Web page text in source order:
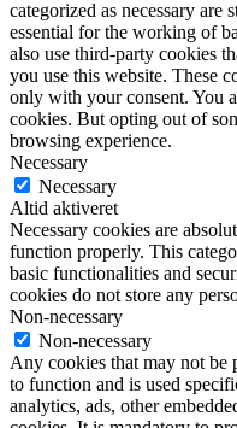
categorized as necessary are
essential for the working of
also use third-party cookies
you use this website. These
only with your consent. You
cookies. But opting out of
browsing experience.
Necessary
Necessary
Altid aktiveret
Necessary cookies are
function properly. This
basic functionalities and
cookies do not store any
Non-necessary
Non-necessary
Any cookies that may not be
to function and is used
analytics, ads, other